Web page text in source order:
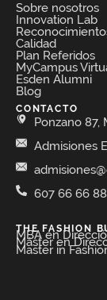
Sobre nosotros
Innovation Lab
Calidad
Plan Referidos
MyCampus
Esden Alumni
Blog
CONTACTO
Ponzano 87,
Admisiones
607 66 66 88
THE FASHION
MBA en
Máster en
Master in